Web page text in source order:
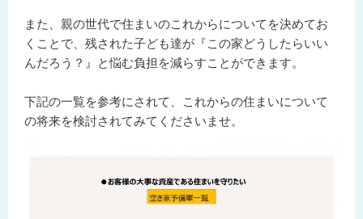
また、親の世代で住まいのこれからについてを決めてお
くことで、残された子ども達が『この家どうしたらいい
んだろう？』と悩む負担を減らすことができます。
下記の一覧を参考にされて、これからの住まいについて
の将来を検討されてみてくださいませ。